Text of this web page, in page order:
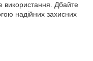
використання. Дбайте
надійних захисних